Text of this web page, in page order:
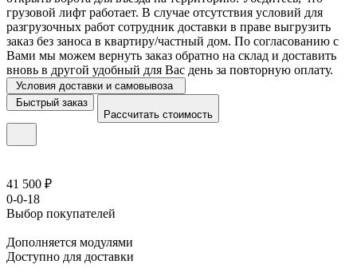
грузовой лифт работает. В случае отсутствия условий для
разгрузочных работ сотрудник доставки в праве выгрузить
заказ без заноса в квартиру/частный дом. По согласованию с
Вами мы можем вернуть заказ обратно на склад и доставить
вновь в другой удобный для Вас день за повторную оплату.
Условия доставки и самовывоза
Быстрый заказ
Рассчитать стоимость
41 500 ₽
0-0-18
Выбор покупателей
Дополняется модулями
Доступно для доставки